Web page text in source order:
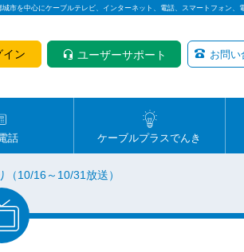
城市を中心にケーブルテレビ、インターネット、電話、スマートフォン、
イン ユーザーサポート お問い
話 ケーブルプラスでんき
（10/16～10/31放送）